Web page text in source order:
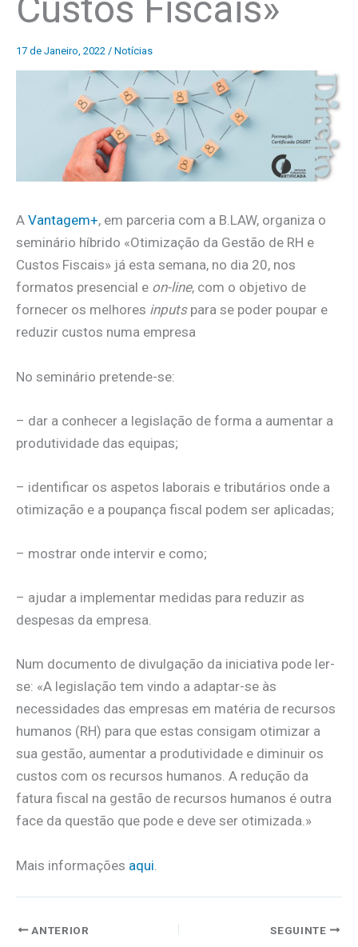
17 de Janeiro, 2022 / Notícias
A Vantagem+, em parceria com a B.LAW, organiza o
seminário híbrido «Otimização da Gestão de RH e
Custos Fiscais» já esta semana, no dia 20, nos
formatos presencial e on-line, com o objetivo de
fornecer os melhores inputspara se poder poupar e
reduzir custos numa empresa
No seminário pretende-se:
– dar a conhecer a legislação de forma a aumentar a
produtividade das equipas;
– identificar os aspetos laborais e tributários onde a
otimização e a poupança fiscal podem ser aplicadas;
– mostrar onde intervir e como;
– ajudar a implementar medidas para reduzir as
despesas da empresa.
Num documento de divulgação da iniciativa pode ler-
se: «A legislação tem vindo a adaptar-se às
necessidades das empresas em matéria de recursos
humanos (RH) para que estas consigam otimizar a
sua gestão, aumentar a produtividade e diminuir os
custos com os recursos humanos. A redução da
fatura fiscal na gestão de recursos humanos é outra
face da questão que pode e deve ser otimizada.»
Mais informações aqui
ANTERIOR SEGUINTE